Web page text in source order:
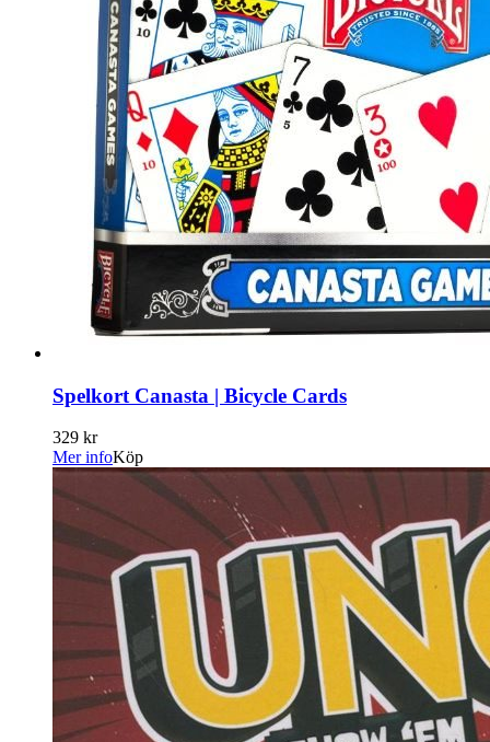
Spelkort Canasta | Bicycle Cards
329 kr
Mer infoKöp